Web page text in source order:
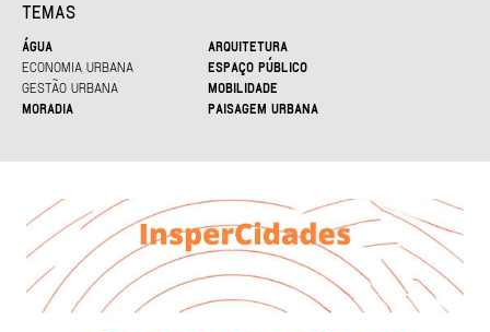
TEMAS
ÁGUA
ARQUITETURA
ECONOMIA URBANA
ESPAÇO PÚBLICO
GESTÃO URBANA
MOBILIDADE
MORADIA
PAISAGEM URBANA